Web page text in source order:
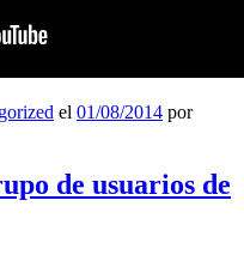
el 01/08/2014 por
de usuarios de